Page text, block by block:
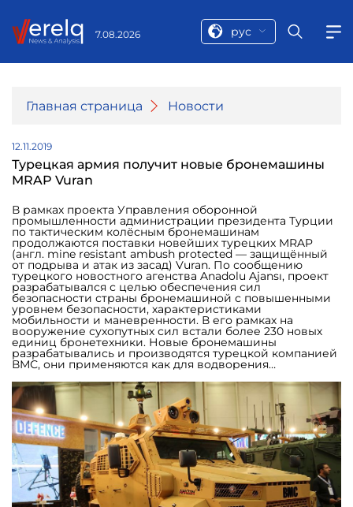
7.08.2026 рус
Главная страница Новости
12.11.2019
Турецкая армия получит новые бронемашины
MRAP Vuran
В рамках проекта Управления оборонной
промышленности администрации президента Турции
по тактическим колёсным бронемашинам
продолжаются поставки новейших турецких MRAP
(англ. mine resistant ambush protected — защищённый
от подрыва и атак из засад) Vuran. По сообщению
турецкого новостного агенства Anadolu Ajansı, проект
разрабатывался с целью обеспечения сил
безопасности страны бронемашиной с повышенными
уровнем безопасности, характеристиками
мобильности и маневренности. В его рамках на
вооружение сухопутных сил встали более 230 новых
единиц бронетехники. Новые бронемашины
разрабатывались и производятся турецкой компанией
ВМС, они применяются как для водворения
пределами государственных границ. MRAP Vuran
предназначен для патрулирований, защиты конвоев,
сухопутной разведки и обеспечения безопасности
границы.